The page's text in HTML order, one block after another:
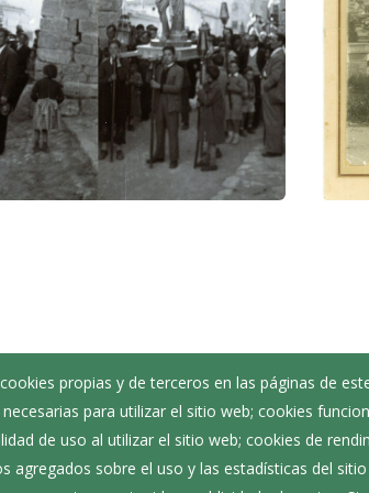
propias y de terceros en las páginas de
para utilizar el sitio web; cookies
de uso al utilizar el sitio web; cookies de
agregados sobre el uso y las estadísticas del
de Pampliega
1 - 09220